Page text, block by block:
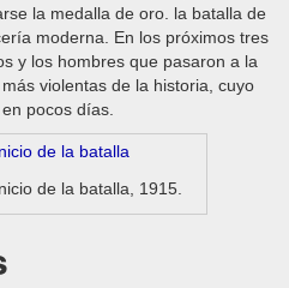
la medalla de oro. la batalla de
moderna. En los próximos tres
y los hombres que pasaron a la
violentas de la historia, cuyo
pocos días.
de la batalla, 1915.